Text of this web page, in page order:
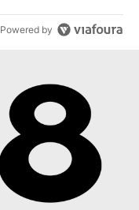
Powered by